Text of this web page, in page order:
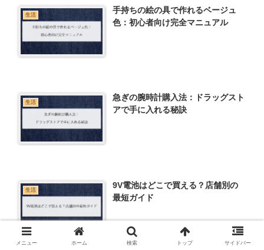
生活
手持ちの絵の具で作れるベージュ
色：初心者向け完全マニュアル
生活
急ぎの腕時計購入法：ドラッグスト
アで手に入れる秘訣
生活
9V電池はどこで買える？店舗別の
最短ガイド
メニュー ホーム 検索 トップ サイドバー